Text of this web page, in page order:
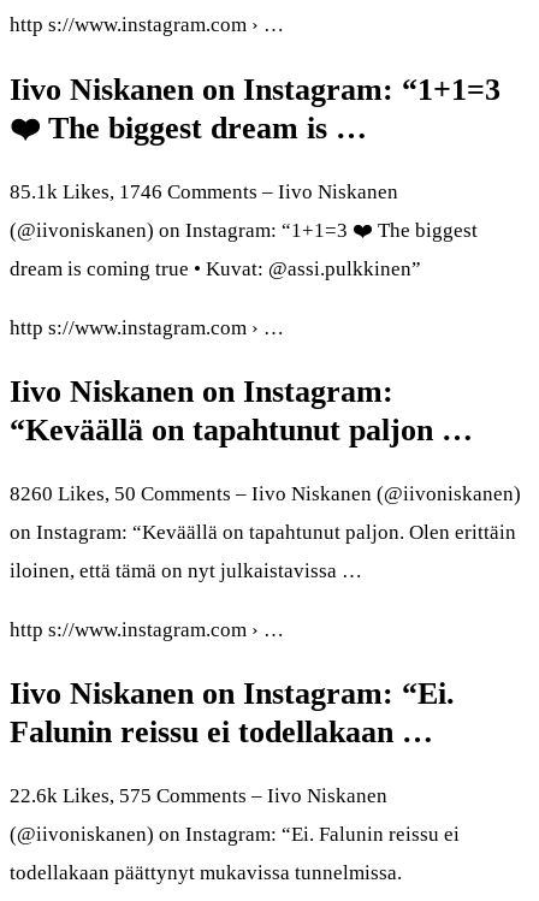
http s://www.instagram.com › …
Iivo Niskanen on Instagram: “1+1=3
❤️ The biggest dream is …
85.1k Likes, 1746 Comments – Iivo Niskanen
(@iivoniskanen) on Instagram: “1+1=3 ❤️ The biggest
dream is coming true • Kuvat: @assi.pulkkinen”
http s://www.instagram.com › …
Iivo Niskanen on Instagram:
“Keväällä on tapahtunut paljon …
8260 Likes, 50 Comments – Iivo Niskanen (@iivoniskanen)
on Instagram: “Keväällä on tapahtunut paljon. Olen erittäin
iloinen, että tämä on nyt julkaistavissa …
http s://www.instagram.com › …
Iivo Niskanen on Instagram: “Ei.
Falunin reissu ei todellakaan …
22.6k Likes, 575 Comments – Iivo Niskanen
(@iivoniskanen) on Instagram: “Ei. Falunin reissu ei
todellakaan päättynyt mukavissa tunnelmissa.